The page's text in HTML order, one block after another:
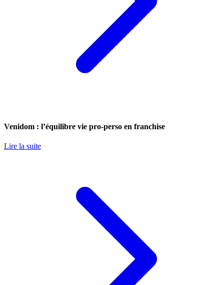
Venidom : l’équilibre vie pro-perso en franchise
Lire la suite